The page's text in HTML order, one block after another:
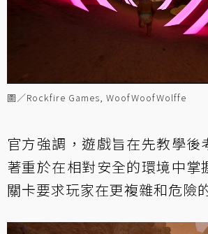
圖／Rockfire Games, WoofWoofWolffe
官方強調，遊戲旨在先教學後
著重於在相對安全的環境中掌
關卡要求玩家在更複雜和危險